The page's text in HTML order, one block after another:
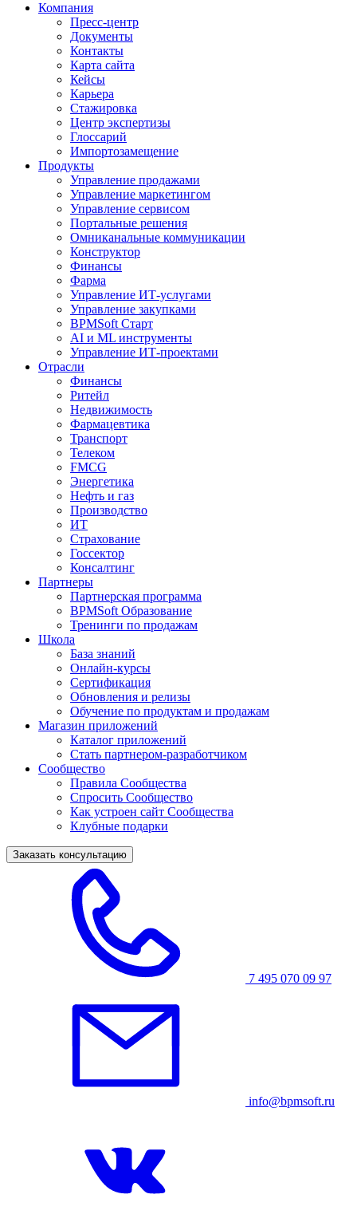
Компания
Пресс-центр
Документы
Контакты
Карта сайта
Кейсы
Карьера
Стажировка
Центр экспертизы
Глоссарий
Импортозамещение
Продукты
Управление продажами
Управление маркетингом
Управление сервисом
Портальные решения
Омниканальные коммуникации
Конструктор
Финансы
Фарма
Управление ИТ-услугами
Управление закупками
BPMSoft Старт
AI и ML инструменты
Управление ИТ-проектами
Отрасли
Финансы
Ритейл
Недвижимость
Фармацевтика
Транспорт
Телеком
FMCG
Энергетика
Нефть и газ
Производство
ИТ
Страхование
Госсектор
Консалтинг
Партнеры
Партнерская программа
BPMSoft Образование
Тренинги по продажам
Школа
База знаний
Онлайн-курсы
Сертификация
Обновления и релизы
Обучение по продуктам и продажам
Магазин приложений
Каталог приложений
Стать партнером-разработчиком
Сообщество
Правила Сообщества
Спросить Сообщество
Как устроен сайт Сообщества
Клубные подарки
Заказать консультацию
7 495 070 09 97
info@bpmsoft.ru